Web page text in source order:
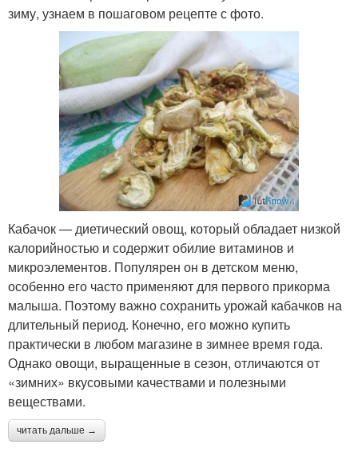
зиму, узнаем в пошаговом рецепте с фото.
Кабачок — диетический овощ, который обладает низкой
калорийностью и содержит обилие витаминов и
микроэлементов. Популярен он в детском меню,
особенно его часто применяют для первого прикорма
малыша. Поэтому важно сохранить урожай кабачков на
длительный период. Конечно, его можно купить
практически в любом магазине в зимнее время года.
Однако овощи, выращенные в сезон, отличаются от
«зимних» вкусовыми качествами и полезными
веществами.
читать дальше →